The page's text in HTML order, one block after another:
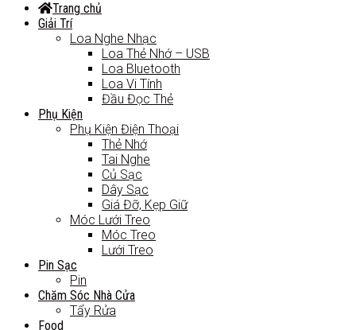
Trang chủ
Giải Trí
Loa Nghe Nhạc
Loa Thẻ Nhớ – USB
Loa Bluetooth
Loa Vi Tính
Đầu Đọc Thẻ
Phụ Kiện
Phụ Kiện Điện Thoại
Thẻ Nhớ
Tai Nghe
Củ Sạc
Dây Sạc
Giá Đỡ, Kẹp Giữ
Móc Lưới Treo
Móc Treo
Lưới Treo
Pin Sạc
Pin
Chăm Sóc Nhà Cửa
Tẩy Rửa
Food